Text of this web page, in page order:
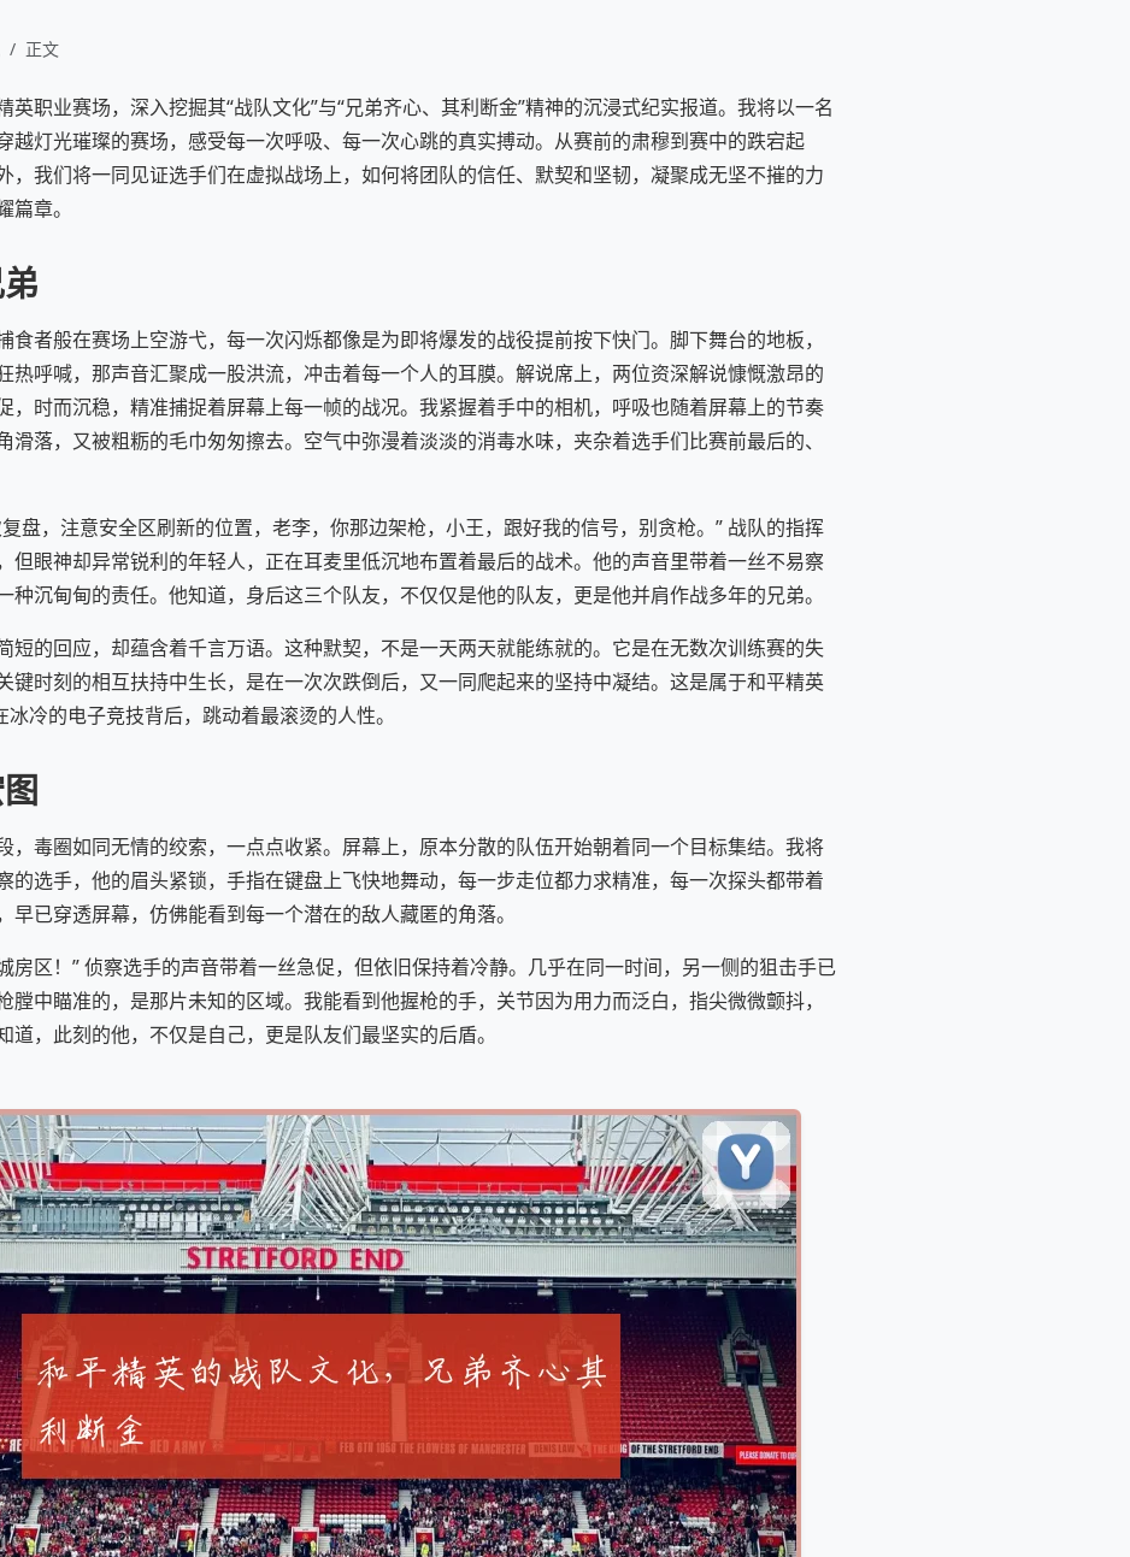
正文
英职业赛场，深入挖掘其“战队文化”与“兄弟齐心、其利断金”精神的沉浸式纪实报道。我将以一名
越灯光璀璨的赛场，感受每一次呼吸、每一次心跳的真实搏动。从赛前的肃穆到赛中的跌宕起
，我们将一同见证选手们在虚拟战场上，如何将团队的信任、默契和坚韧，凝聚成无坚不摧的力
章。
食者般在赛场上空游弋，每一次闪烁都像是为即将爆发的战役提前按下快门。脚下舞台的地板，
热呼喊，那声音汇聚成一股洪流，冲击着每一个人的耳膜。解说席上，两位资深解说慷慨激昂的
，时而沉稳，精准捕捉着屏幕上每一帧的战况。我紧握着手中的相机，呼吸也随着屏幕上的节奏
滑落，又被粗粝的毛巾匆匆擦去。空气中弥漫着淡淡的消毒水味，夹杂着选手们比赛前最后的、
盘，注意安全区刷新的位置，老李，你那边架枪，小王，跟好我的信号，别贪枪。” 战队的指挥
但眼神却异常锐利的年轻人，正在耳麦里低沉地布置着最后的战术。他的声音里带着一丝不易察
种沉甸甸的责任。他知道，身后这三个队友，不仅仅是他的队友，更是他并肩作战多年的兄弟。
短的回应，却蕴含着千言万语。这种默契，不是一天两天就能练就的。它是在无数次训练赛的失
键时刻的相互扶持中生长，是在一次次跌倒后，又一同爬起来的坚持中凝结。这是属于和平精英
冰冷的电子竞技背后，跳动着最滚烫的人性。
，毒圈如同无情的绞索，一点点收紧。屏幕上，原本分散的队伍开始朝着同一个目标集结。我将
的选手，他的眉头紧锁，手指在键盘上飞快地舞动，每一步走位都力求精准，每一次探头都带着
早已穿透屏幕，仿佛能看到每一个潜在的敌人藏匿的角落。
房区！” 侦察选手的声音带着一丝急促，但依旧保持着冷静。几乎在同一时间，另一侧的狙击手已
膛中瞄准的，是那片未知的区域。我能看到他握枪的手，关节因为用力而泛白，指尖微微颤抖，
道，此刻的他，不仅是自己，更是队友们最坚实的后盾。